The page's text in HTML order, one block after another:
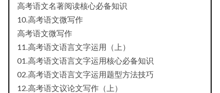
高考语文名著阅读核心必备知识
10.高考语文微写作
高考语文微写作
11.高考语文语言文字运用（上）
01.高考语文语言文字运用核心必备知识
02.高考语文语言文字运用题型方法技巧
12.高考语文议论文写作（上）